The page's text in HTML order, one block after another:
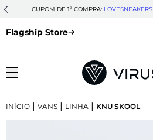
CUPOM DE 1ª COMPRA: LOVESNEAKERS
Flagship Store
INÍCIO | VANS | LINHA | KNU SKOOL